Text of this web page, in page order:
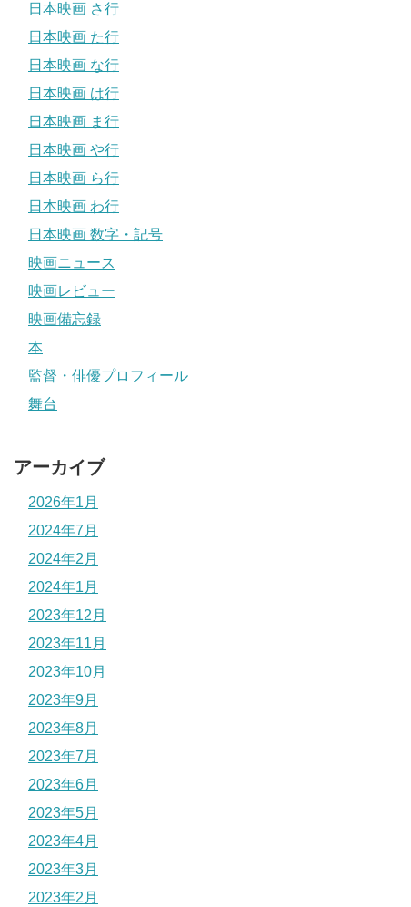
日本映画 さ行
日本映画 た行
日本映画 な行
日本映画 は行
日本映画 ま行
日本映画 や行
日本映画 ら行
日本映画 わ行
日本映画 数字・記号
映画ニュース
映画レビュー
映画備忘録
本
監督・俳優プロフィール
舞台
アーカイブ
2026年1月
2024年7月
2024年2月
2024年1月
2023年12月
2023年11月
2023年10月
2023年9月
2023年8月
2023年7月
2023年6月
2023年5月
2023年4月
2023年3月
2023年2月